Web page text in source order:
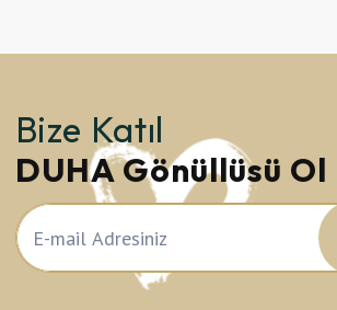
Bize Katıl
DUHA Gönüllüsü Ol